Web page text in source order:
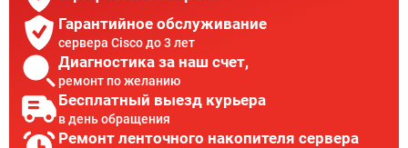
Гарантийное обслуживание
сервера Cisco до 3 лет
Диагностика за наш счет,
ремонт по желанию
Бесплатный выезд курьера
в день обращения
Ремонт ленточного накопителя сервера